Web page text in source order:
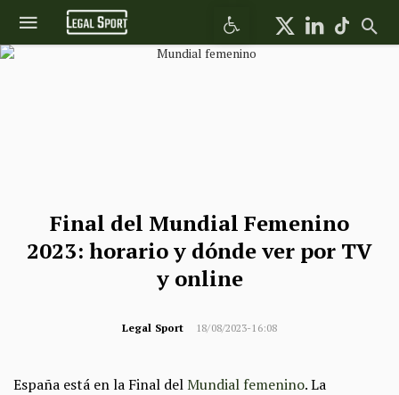
Abrir barra de herramientas
Final del Mundial Femenino
2023: horario y dónde ver por TV
y online
Legal Sport 18/08/2023-16:08
España está en la Final delMundial femenino. La